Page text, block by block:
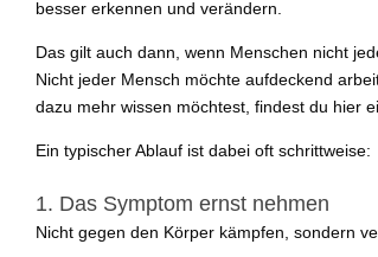
besser erkennen und verändern.
Das gilt auch dann, wenn Menschen nicht
Nicht jeder Mensch möchte aufdeckend
dazu mehr wissen möchtest, findest du hier
Ein typischer Ablauf ist dabei oft schrittweise:
1. Das Symptom ernst nehmen
Nicht gegen den Körper kämpfen, sondern